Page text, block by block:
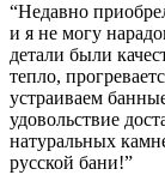
“Недавно
и я не могу
детали были
тепло,
устраиваем
удовольствие
натуральных
русской бани!”